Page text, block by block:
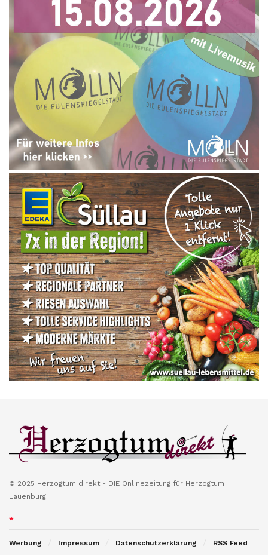
© 2025 Herzogtum direkt - DIE Onlinezeitung für Herzogtum
Lauenburg
*
Werbung Impressum Datenschutzerklärung RSS Feed